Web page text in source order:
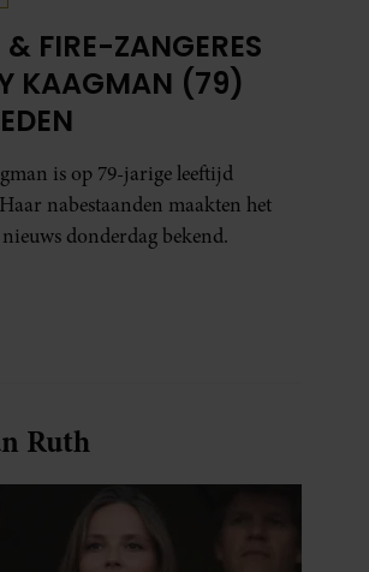
& FIRE-ZANGERES
KAAGMAN (79)
is op 79-jarige leeftijd
nabestaanden maakten het
donderdag bekend.
Ruth